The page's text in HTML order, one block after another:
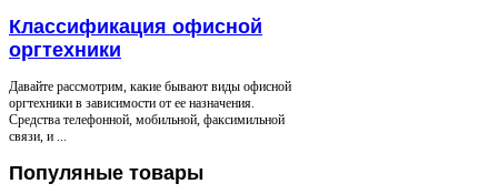
Классификация офисной
оргтехники
Давайте рассмотрим, какие бывают виды офисной
оргтехники в зависимости от ее назначения.
Средства телефонной, мобильной, факсимильной
связи, и ...
Популяные товары